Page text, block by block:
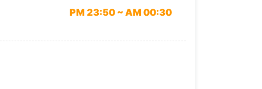
PM 23:50 ~ AM 00:30